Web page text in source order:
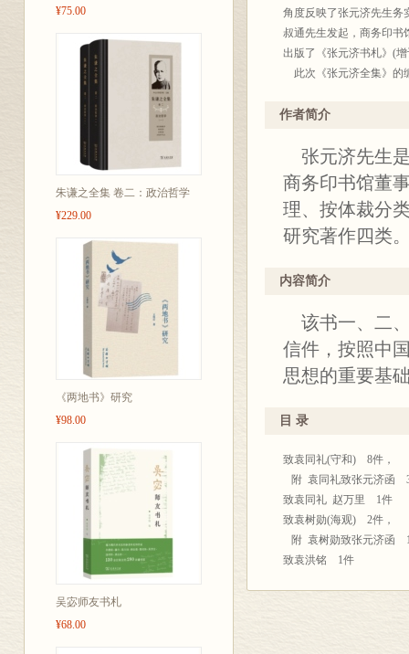
¥75.00
朱谦之全集 卷二：政治哲学
¥229.00
《两地书》研究
¥98.00
吴宓师友书札
¥68.00
角度反映了张元济先生务
叔通先生发起，商务印书
出版了《张元济书札》(
此次《张元济全集》的
这次编入的书信稿中，还
②……，最后按顺序录出
选编的原则是来信人或内
书信按中国人、外国人
按日丈汉字、西方人中文
信人，凡能考定者，在其
1．1911年以前采用皇帝
2．1912年至1949年，
国”字样，照录；原无“
月、日前加注公元年份
3．1949年10月1日以后
张元济书信一般不用标
为保持历史文献的原真
为简体字，但个别地方
限于编者水平，难免发
编 者
2006
于上海
作者简介
张元济先生
商务印书馆董
理、按体裁分
研究著作四类
内容简介
该书一、二
信件，按照中
思想的重要基
目 录
致袁同礼(守和) 8件，
附 袁同礼致张元济函
致袁同礼 赵万里 1件
致袁树勋(海观) 2件，
附 袁树勋致张元济函
致袁洪铭 1件